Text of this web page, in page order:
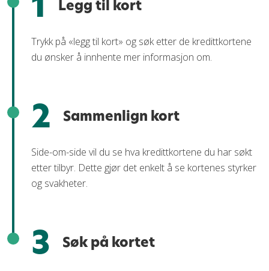
Legg til kort
Trykk på «legg til kort» og søk etter de kredittkortene
du ønsker å innhente mer informasjon om.
2 Sammenlign kort
Side-om-side vil du se hva kredittkortene du har søkt
etter tilbyr. Dette gjør det enkelt å se kortenes styrker
og svakheter.
3 Søk på kortet